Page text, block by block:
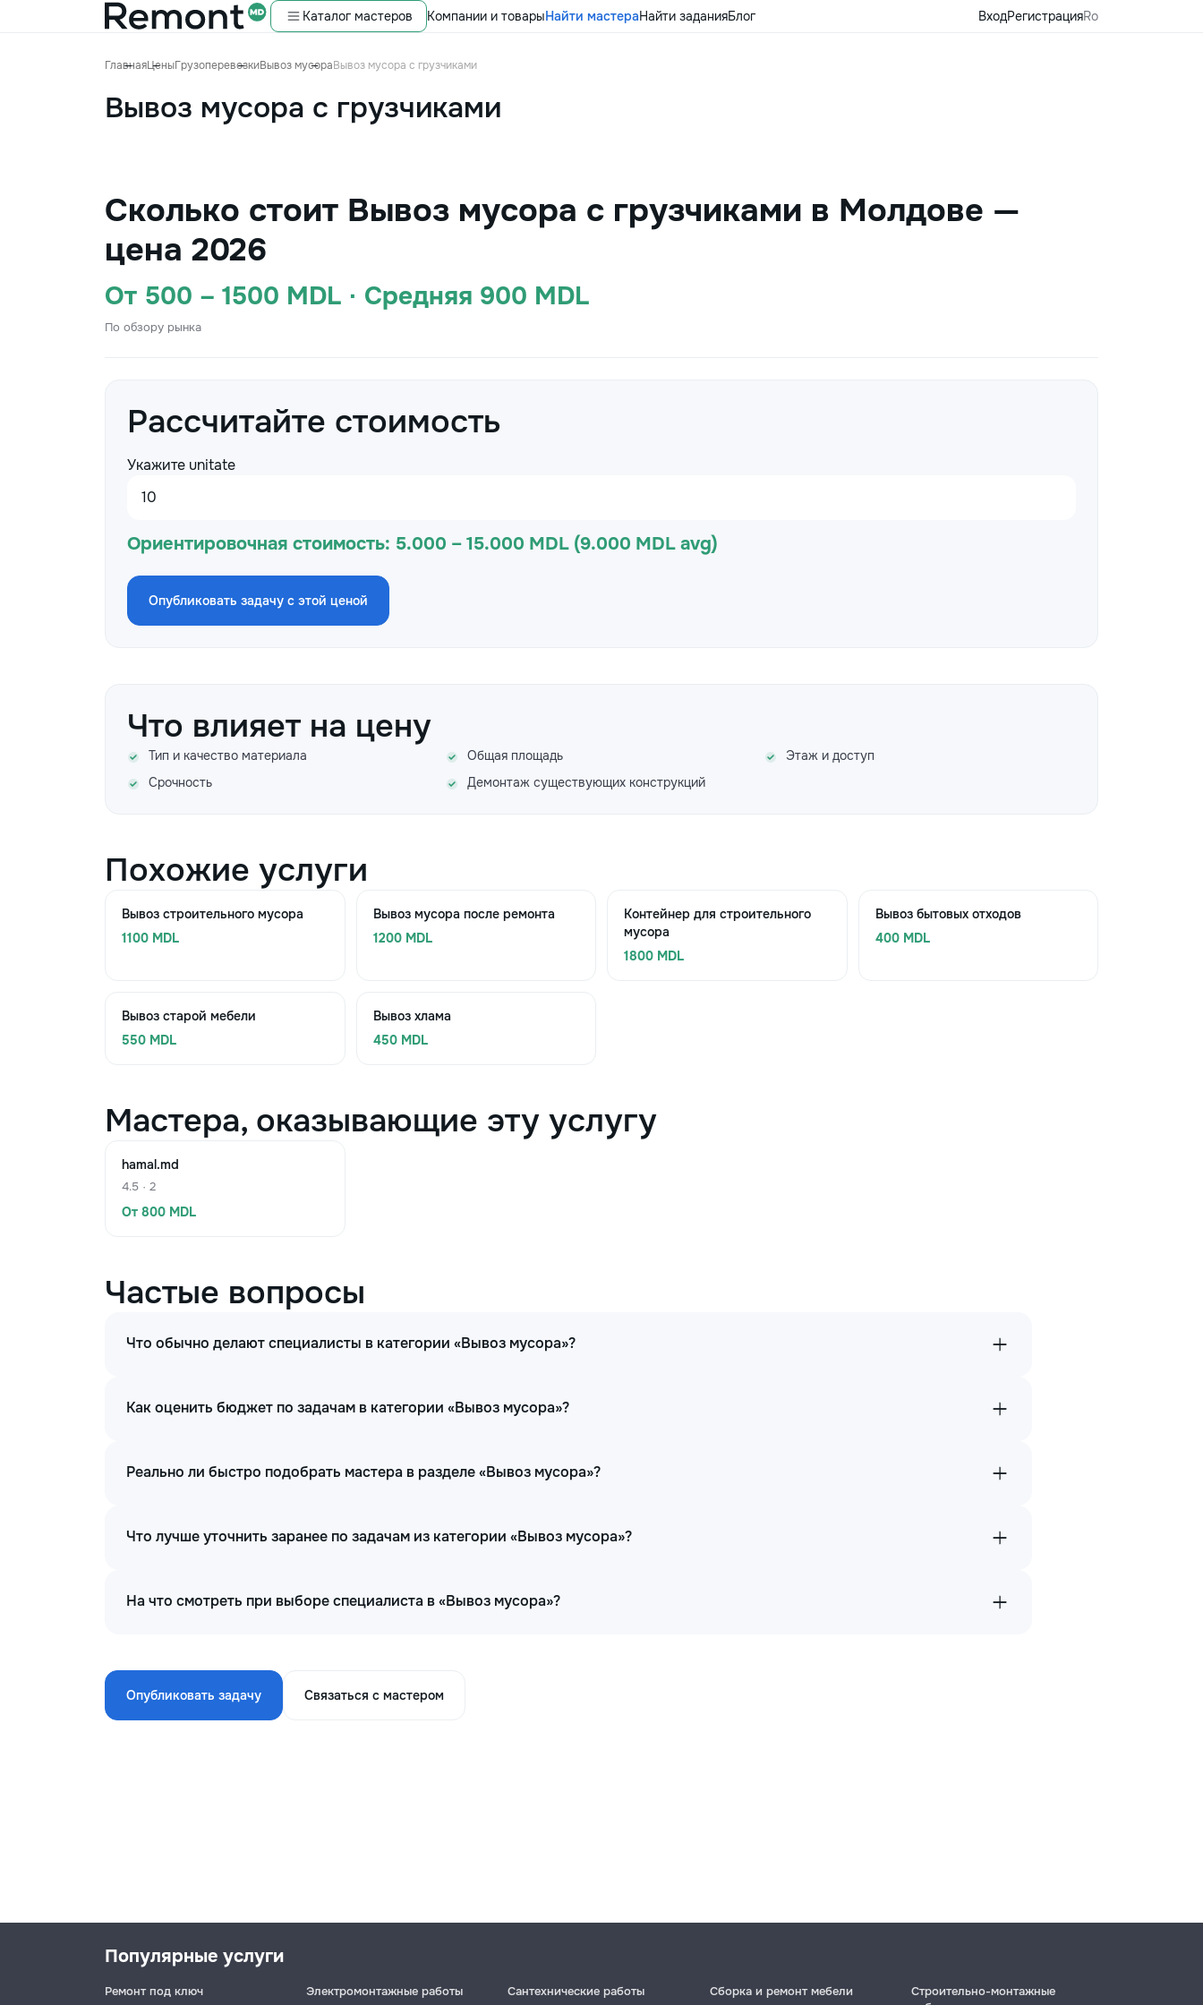
Каталог мастеров Компании и товарыНайти мастераНайти заданияБлог ВходРегистрацияRo
ГлавнаяЦеныГрузоперевозкиВывоз мусораВывоз мусора с грузчиками
Вывоз мусора с грузчиками
Сколько стоит Вывоз мусора с грузчиками в Молдове —
цена 2026
От 500 – 1500 MDL · Средняя 900 MDL
По обзору рынка
Рассчитайте стоимость
Укажите unitate
Ориентировочная стоимость: 5.000 – 15.000 MDL (9.000 MDL avg)
Опубликовать задачу с этой ценой
Что влияет на цену
Тип и качество материала Общая площадь
Этаж и доступ
Срочность
Демонтаж существующих конструкций
Похожие услуги
Вывоз строительного мусора
1100 MDL
Вывоз мусора после ремонта
1200 MDL
Контейнер для строительного
мусора
1800 MDL
Вывоз бытовых отходов
400 MDL
Вывоз старой мебели
550 MDL
Вывоз хлама
450 MDL
Мастера, оказывающие эту услугу
hamal.md
4.5 · 2
От 800 MDL
Частые вопросы
Что обычно делают специалисты в категории «Вывоз мусора»?
Как оценить бюджет по задачам в категории «Вывоз мусора»?
Реально ли быстро подобрать мастера в разделе «Вывоз мусора»?
Что лучше уточнить заранее по задачам из категории «Вывоз мусора»?
На что смотреть при выборе специалиста в «Вывоз мусора»?
Опубликовать задачу Связаться с мастером
Популярные услуги
Ремонт под ключ
Электромонтажные работы
Сантехнические работы
Сборка и ремонт мебели
Строительно-монтажные